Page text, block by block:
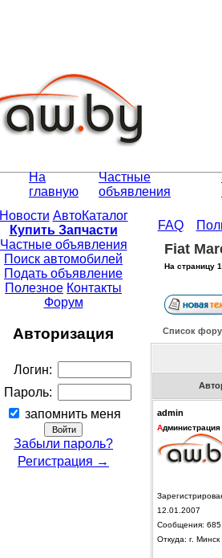
На
главную
Частные
объявления
Новости АвтоКаталог
Купить Запчасти
Частные объявления
Поиск автомобилей
Подать объявление
Полезное Контакты
Форум
Авторизация
Логин:
Пароль:
запомнить меня
Забыли пароль?
Регистрация →
FAQ
Fiat
На страницу 1
Список
admin
Администрация
12.01.2007
Сообщения: 685
Откуда: г. Минск